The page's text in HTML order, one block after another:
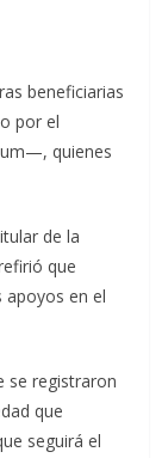
beneficiarias
por el
quienes
de la
que
apoyos en el
se registraron
que
seguirá el